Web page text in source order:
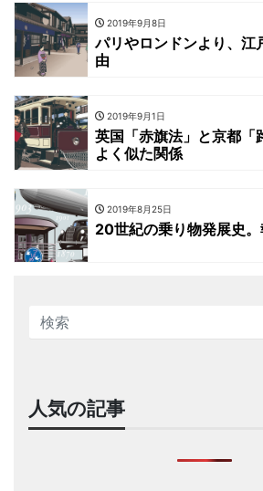
2019年9月8日
パリやロンドンより、江
由
2019年9月1日
英国「赤旗法」と京都「
よく似た関係
2019年8月25日
20世紀の乗り物発展史
人気の記事